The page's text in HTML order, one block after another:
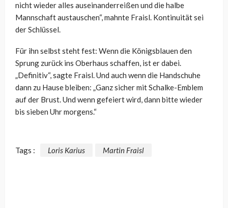
nicht wieder alles auseinanderreißen und die halbe
Mannschaft austauschen“, mahnte Fraisl. Kontinuität sei
der Schlüssel.
Für ihn selbst steht fest: Wenn die Königsblauen den
Sprung zurück ins Oberhaus schaffen, ist er dabei.
„Definitiv“, sagte Fraisl. Und auch wenn die Handschuhe
dann zu Hause bleiben: „Ganz sicher mit Schalke-Emblem
auf der Brust. Und wenn gefeiert wird, dann bitte wieder
bis sieben Uhr morgens.“
Tags : Loris Karius Martin Fraisl